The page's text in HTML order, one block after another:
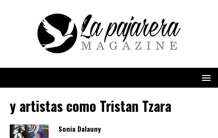
y artistas como Tristan Tzara
Sonia Dalauny